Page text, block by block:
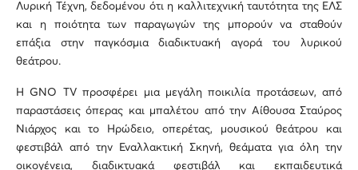
Λυρική Τέχνη, δεδομένου ότι η καλλιτεχνική ταυτότητα της ΕΛΣ
και η ποιότητα των παραγωγών της μπορούν να σταθούν
επάξια στην παγκόσμια διαδικτυακή αγορά του λυρικού
θεάτρου.
Η GNO TV προσφέρει μια μεγάλη ποικιλία προτάσεων, από
παραστάσεις όπερας και μπαλέτου από την Αίθουσα Σταύρος
Νιάρχος και το Ηρώδειο, οπερέτας, μουσικού θεάτρου και
φεστιβάλ από την Εναλλακτική Σκηνή, θεάματα για όλη την
οικογένεια, διαδικτυακά φεστιβάλ και εκπαιδευτικά